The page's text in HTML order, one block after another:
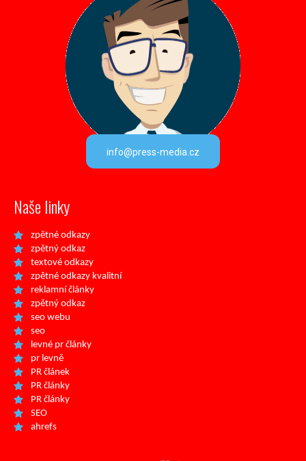
info@press-media.cz
Naše linky
zpětné odkazy
zpětný odkaz
textové odkazy
zpětné odkazy kvalitní
reklamní články
zpětný odkaz
seo webu
seo
levné pr články
pr levně
PR článek
PR články
PR články
SEO
ahrefs